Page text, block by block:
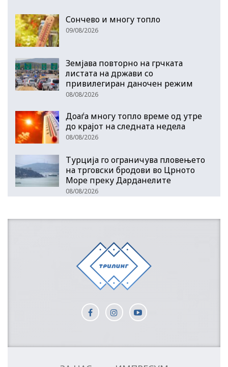
Сончево и многу топло
09/08/2026
Земјава повторно на грчката
листата на држави со
привилегиран даночен режим
08/08/2026
Доаѓа многу топло време од утре
до крајот на следната недела
08/08/2026
Турција го ограничува пловењето
на трговски бродови во Црното
Море преку Дарданелите
08/08/2026